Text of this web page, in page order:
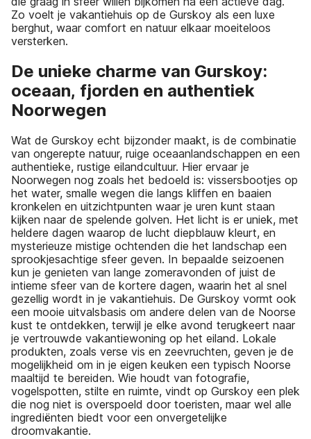
Zo voelt je vakantiehuis op de Gurskoy als een luxe
berghut, waar comfort en natuur elkaar moeiteloos
versterken.
De unieke charme van Gurskoy:
oceaan, fjorden en authentiek
Noorwegen
Wat de Gurskoy echt bijzonder maakt, is de combinatie
van ongerepte natuur, ruige oceaanlandschappen en een
authentieke, rustige eilandcultuur. Hier ervaar je
Noorwegen nog zoals het bedoeld is: vissersbootjes op
het water, smalle wegen die langs kliffen en baaien
kronkelen en uitzichtpunten waar je uren kunt staan
kijken naar de spelende golven. Het licht is er uniek, met
heldere dagen waarop de lucht diepblauw kleurt, en
mysterieuze mistige ochtenden die het landschap een
sprookjesachtige sfeer geven. In bepaalde seizoenen
kun je genieten van lange zomeravonden of juist de
intieme sfeer van de kortere dagen, waarin het al snel
gezellig wordt in je vakantiehuis. De Gurskoy vormt ook
een mooie uitvalsbasis om andere delen van de Noorse
kust te ontdekken, terwijl je elke avond terugkeert naar
je vertrouwde vakantiewoning op het eiland. Lokale
produkten, zoals verse vis en zeevruchten, geven je de
mogelijkheid om in je eigen keuken een typisch Noorse
maaltijd te bereiden. Wie houdt van fotografie,
vogelspotten, stilte en ruimte, vindt op Gurskoy een plek
die nog niet is overspoeld door toeristen, maar wel alle
ingrediënten biedt voor een onvergetelijke
droomvakantie.